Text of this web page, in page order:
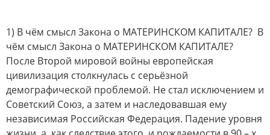
1) В чём смысл Закона о МАТЕРИНСКОМ КАПИТАЛЕ? В
чём смысл Закона о МАТЕРИНСКОМ КАПИТАЛЕ?
После Второй мировой войны европейская
цивилизация столкнулась с серьёзной
демографической проблемой. Не стал исключением и
Советский Союз, а затем и наследовавшая ему
независимая Российская Федерация. Падение уровня